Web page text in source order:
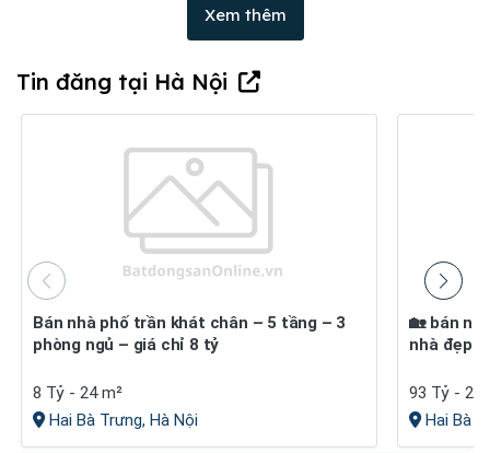
Xem thêm
Tin đăng tại Hà Nội
Bán nhà phố trần khát chân – 5 tầng – 3
phòng ngủ – giá chỉ 8 tỷ
8 Tỷ - 24 m²
Hai Bà Trưng, Hà Nội
🏡 bán nhà phố nguyễn cao – hai bà trưng |
nhà đẹp
93 Tỷ - 27
Hai Bà